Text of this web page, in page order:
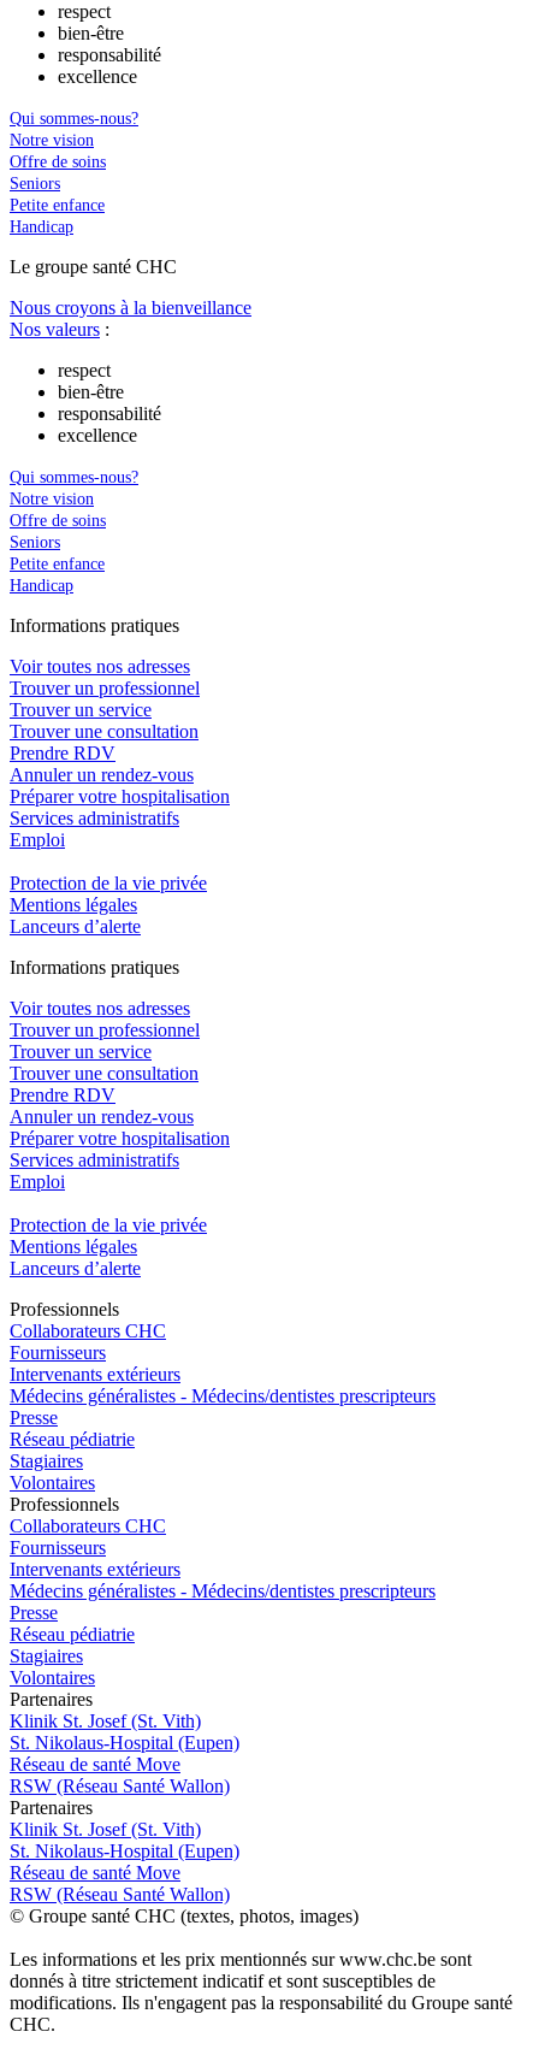
respect
bien-être
responsabilité
excellence
Qui sommes-nous?
Notre vision
Offre de soins
Seniors
Petite enfance
Handicap
Le groupe santé CHC
Nous croyons à la bienveillance
Nos valeurs :
respect
bien-être
responsabilité
excellence
Qui sommes-nous?
Notre vision
Offre de soins
Seniors
Petite enfance
Handicap
Informations pratiques
Voir toutes nos adresses
Trouver un professionnel
Trouver un service
Trouver une consultation
Prendre RDV
Annuler un rendez-vous
Préparer votre hospitalisation
Services administratifs
Emploi​
Protection de la vie privée
Mentions légales
Lanceurs d’alerte
Informations pratiques
Voir toutes nos adresses
Trouver un professionnel
Trouver un service
Trouver une consultation
Prendre RDV
Annuler un rendez-vous
Préparer votre hospitalisation
Services administratifs
Emploi​
Protection de la vie privée
Mentions légales
Lanceurs d’alerte
Professionnels
Collaborateurs CHC
Fournisseurs
Intervenants extérieurs
Médecins généralistes - Médecins/dentistes prescripteurs
Presse
Réseau pédiatrie
Stagiaires
Volontaires
Professionnels
Collaborateurs CHC
Fournisseurs
Intervenants extérieurs
Médecins généralistes - Médecins/dentistes prescripteurs
Presse
Réseau pédiatrie
Stagiaires
Volontaires
Partenaires
Klinik St. Josef (St. Vith)
St. Nikolaus-Hospital (Eupen)
Réseau de santé Move
RSW (Réseau Santé Wallon)
Partenaires
Klinik St. Josef (St. Vith)
St. Nikolaus-Hospital (Eupen)
Réseau de santé Move
RSW (Réseau Santé Wallon)
© Groupe santé CHC (textes, photos, images)
Les informations et les prix mentionnés sur www.chc.be sont
donnés à titre strictement indicatif et sont susceptibles de
modifications. Ils n'engagent pas la responsabilité du Groupe santé
CHC.